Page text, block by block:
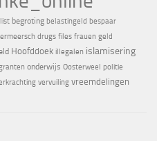
begroting belastingeld bespaar
drugs files frauen geld
Hoofddoek illegalen islamisering
onderwijs Oosterweel politie
vervuiling vreemdelingen